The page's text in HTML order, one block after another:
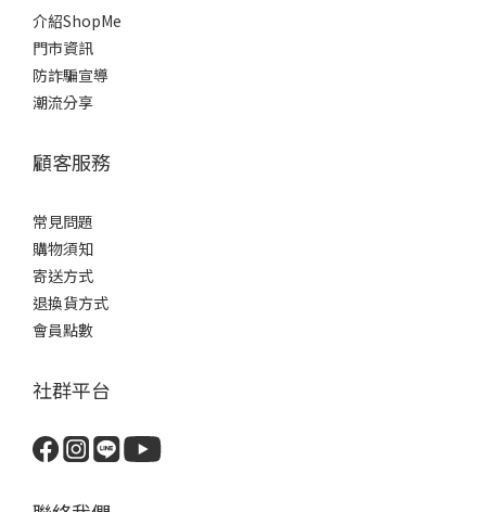
介紹ShopMe
門市資訊
防詐騙宣導
潮流分享
顧客服務
常見問題
購物須知
寄送方式
退換貨方式
會員點數
社群平台